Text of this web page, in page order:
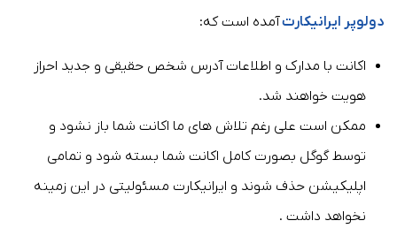
دولوپر ایرانیکارتآمده است که:
اکانت با مدارک و اطلاعات آدرس شخص حقیقی و جدید احراز
هویت خواهند شد.
ممکن است علی رغم تلاش های ما اکانت شما باز نشود و
توسط گوگل بصورت کامل اکانت شما بسته شود و تمامی
اپلیکیشن حذف شوند و ایرانیکارت مسئولیتی در این زمینه
نخواهد داشت .